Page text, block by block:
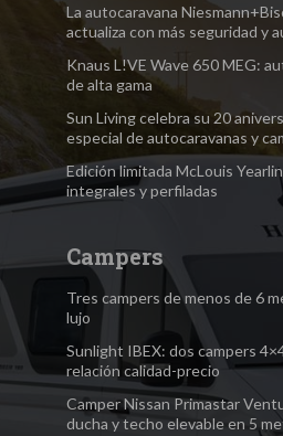
La autocaravana
actualiza con más seguridad y
Knaus L!VE Wave 650 MEG:
de alta gama
Sun Living celebra su 20
especial de autocaravanas y
Edición limitada McLouis
integrales y perfiladas
Campers
Tres campers de menos de 6
lujo
Sunlight IBEX: dos campers
relación calidad-precio
Camper Nissan Primastar
ducha y techo elevable en 5